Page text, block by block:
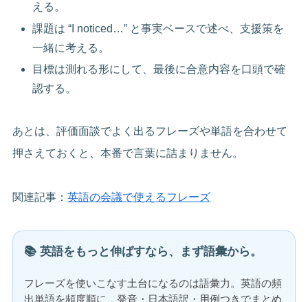
える。
課題は “I noticed…” と事実ベースで述べ、支援策を
一緒に考える。
目標は測れる形にして、最後に合意内容を口頭で確
認する。
あとは、評価面談でよく出るフレーズや単語を合わせて
押さえておくと、本番で言葉に詰まりません。
関連記事：英語の会議で使えるフレーズ
📚 英語をもっと伸ばすなら、まず語彙から。
フレーズを使いこなす土台になるのは語彙力。英語の頻
出単語を頻度順に、発音・日本語訳・用例つきでまとめ